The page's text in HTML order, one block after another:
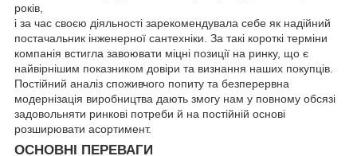
років,
і за час своєю діяльності зарекомендувала себе як надійний
постачальник інженерної сантехніки. За такі короткі терміни
компанія встигла завоювати міцні позиції на ринку, що є
найвірнішим показником довіри та визнання наших покупців.
Постійний аналіз споживчого попиту та безперервна
модернізація виробництва дають змогу нам у повному обсязі
задовольняти ринкові потреби й на постійній основі
розширювати асортимент.
ОСНОВНІ ПЕРЕВАГИ